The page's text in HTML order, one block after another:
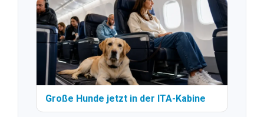
Große Hunde jetzt in der ITA-Kabine